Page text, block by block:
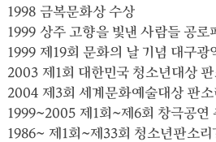
1998 금복문화상 수상
1999 상주 고향을 빛낸 사람들 공로
1999 제19회 문화의 날 기념 대구광
2003 제1회 대한민국 청소년대상
2004 제3회 세계문화예술대상 판
1999~2005 제1회~제6회 창극공연
1986~ 제1회~제33회 청소년판소리